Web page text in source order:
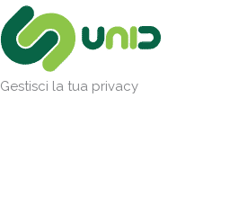
Gestisci la tua privacy
Vai
al
contenuto